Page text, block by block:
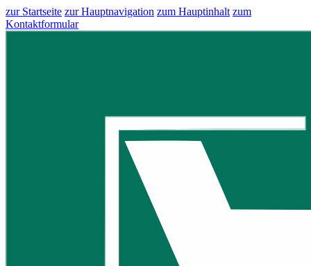
zur Startseite zur Hauptnavigation zum Hauptinhalt zum
Kontaktformular